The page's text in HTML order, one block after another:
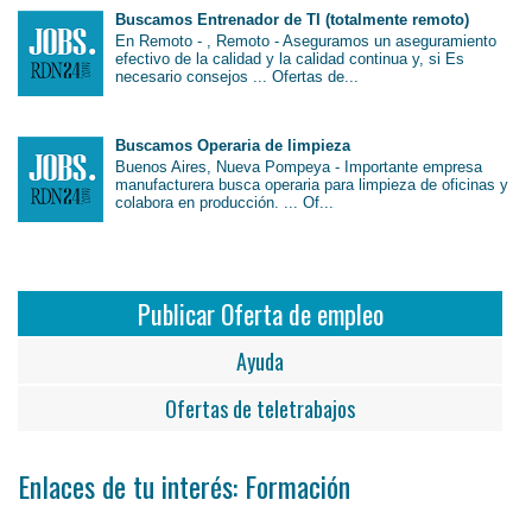
Buscamos Entrenador de TI (totalmente remoto)
En Remoto - , Remoto - Aseguramos un aseguramiento
efectivo de la calidad y la calidad continua y, si Es
necesario consejos ... Ofertas de...
Buscamos Operaria de limpieza
Buenos Aires, Nueva Pompeya - Importante empresa
manufacturera busca operaria para limpieza de oficinas y
colabora en producción. ... Of...
Publicar Oferta de empleo
Ayuda
Ofertas de teletrabajos
Enlaces de tu interés: Formación